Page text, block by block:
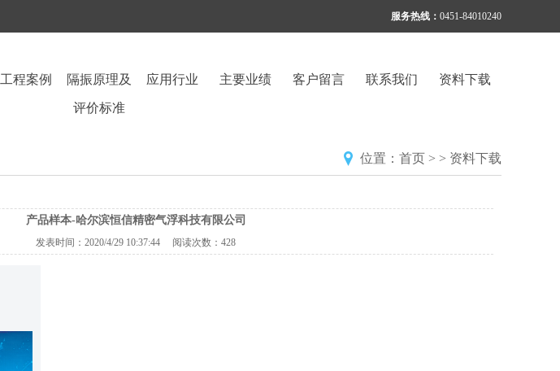
服务热线： 0451-84010240
工程案例 隔振原理及
评价标准
应用行业 主要业绩 客户留言 联系我们 资料下载
位置： 首页 > > 资料下载
产品样本-哈尔滨恒信精密气浮科技有限公司
发表时间： 2020/4/29 10:37:44 阅读次数： 428